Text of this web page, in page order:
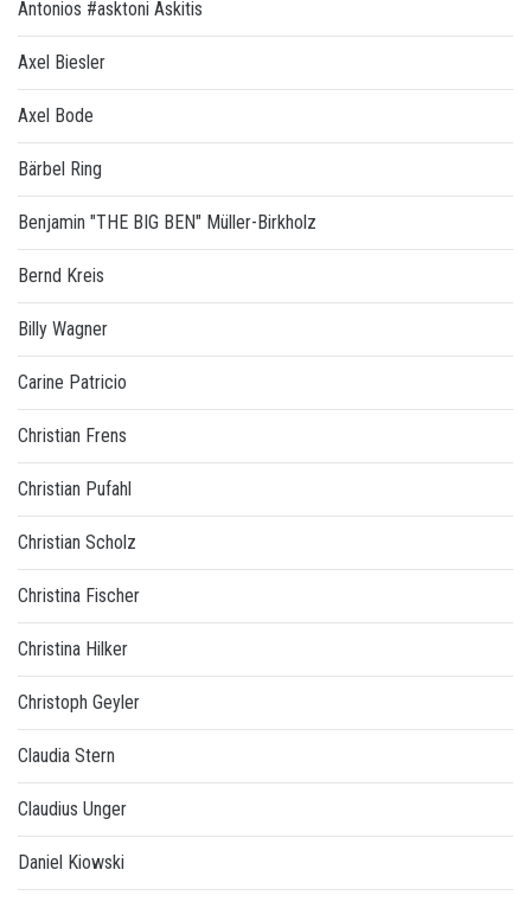
Antonios #asktoni Askitis
Axel Biesler
Axel Bode
Bärbel Ring
Benjamin "THE BIG BEN" Müller-Birkholz
Bernd Kreis
Billy Wagner
Carine Patricio
Christian Frens
Christian Pufahl
Christian Scholz
Christina Fischer
Christina Hilker
Christoph Geyler
Claudia Stern
Claudius Unger
Daniel Kiowski